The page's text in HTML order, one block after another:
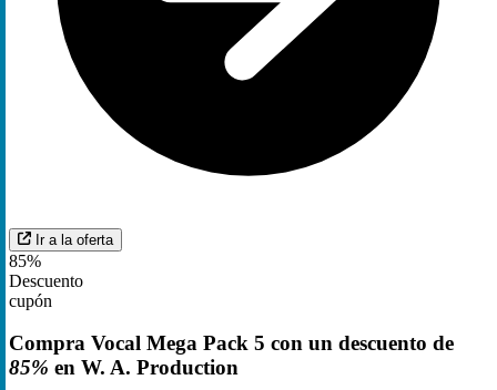
Ir a la oferta
85%
Descuento
cupón
Compra Vocal Mega Pack 5 con un descuento de
85% en W. A. Production